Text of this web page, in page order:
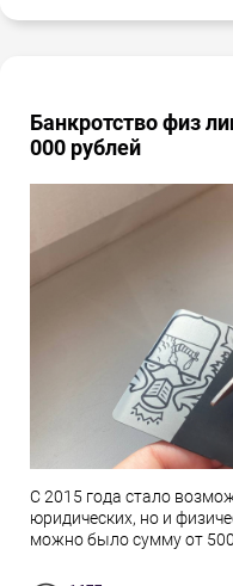
Банкротство физ
000 рублей
С 2015 года стало
юридических, но и
можно было сумму от